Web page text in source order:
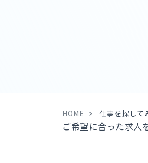
HOME 仕事を探して
ご希望に合った求人